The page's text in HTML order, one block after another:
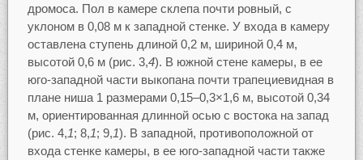
дромоса. Пол в камере склепа почти ровный, с
уклоном в 0,08 м к западной стенке. У входа в камеру
оставлена ступень длиной 0,2 м, шириной 0,4 м,
высотой 0,6 м (рис. 3,4). В южной стене камеры, в ее
юго-западной части выкопана почти трапециевидная в
плане ниша 1 размерами 0,15–0,3×1,6 м, высотой 0,34
м, ориентированная длинной осью с востока на запад
(рис. 4,1; 8,1; 9,1). В западной, противоположной от
входа стенке камеры, в ее юго-западной части также